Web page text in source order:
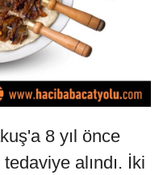
8 yıl önce
alındı. İki